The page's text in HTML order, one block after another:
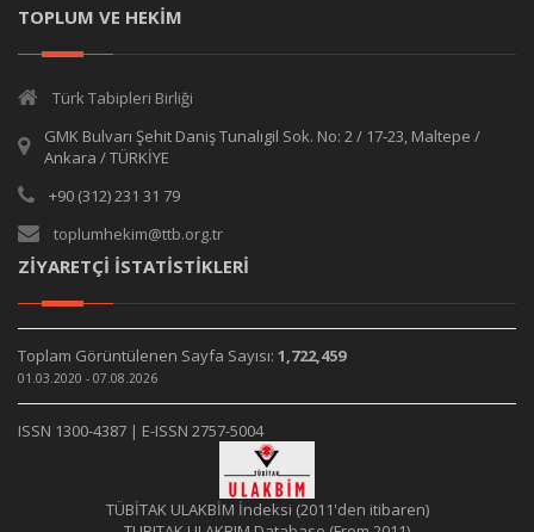
TOPLUM VE HEKİM
Türk Tabipleri Birliği
GMK Bulvarı Şehit Daniş Tunalıgil Sok. No: 2 / 17-23, Maltepe /
Ankara / TÜRKİYE
+90 (312) 231 31 79
toplumhekim@ttb.org.tr
ZİYARETÇİ İSTATİSTİKLERİ
Toplam Görüntülenen Sayfa Sayısı: 1,722,459
01.03.2020 - 07.08.2026
ISSN 1300-4387 | E-ISSN 2757-5004
TÜBİTAK ULAKBİM İndeksi (2011'den itibaren)